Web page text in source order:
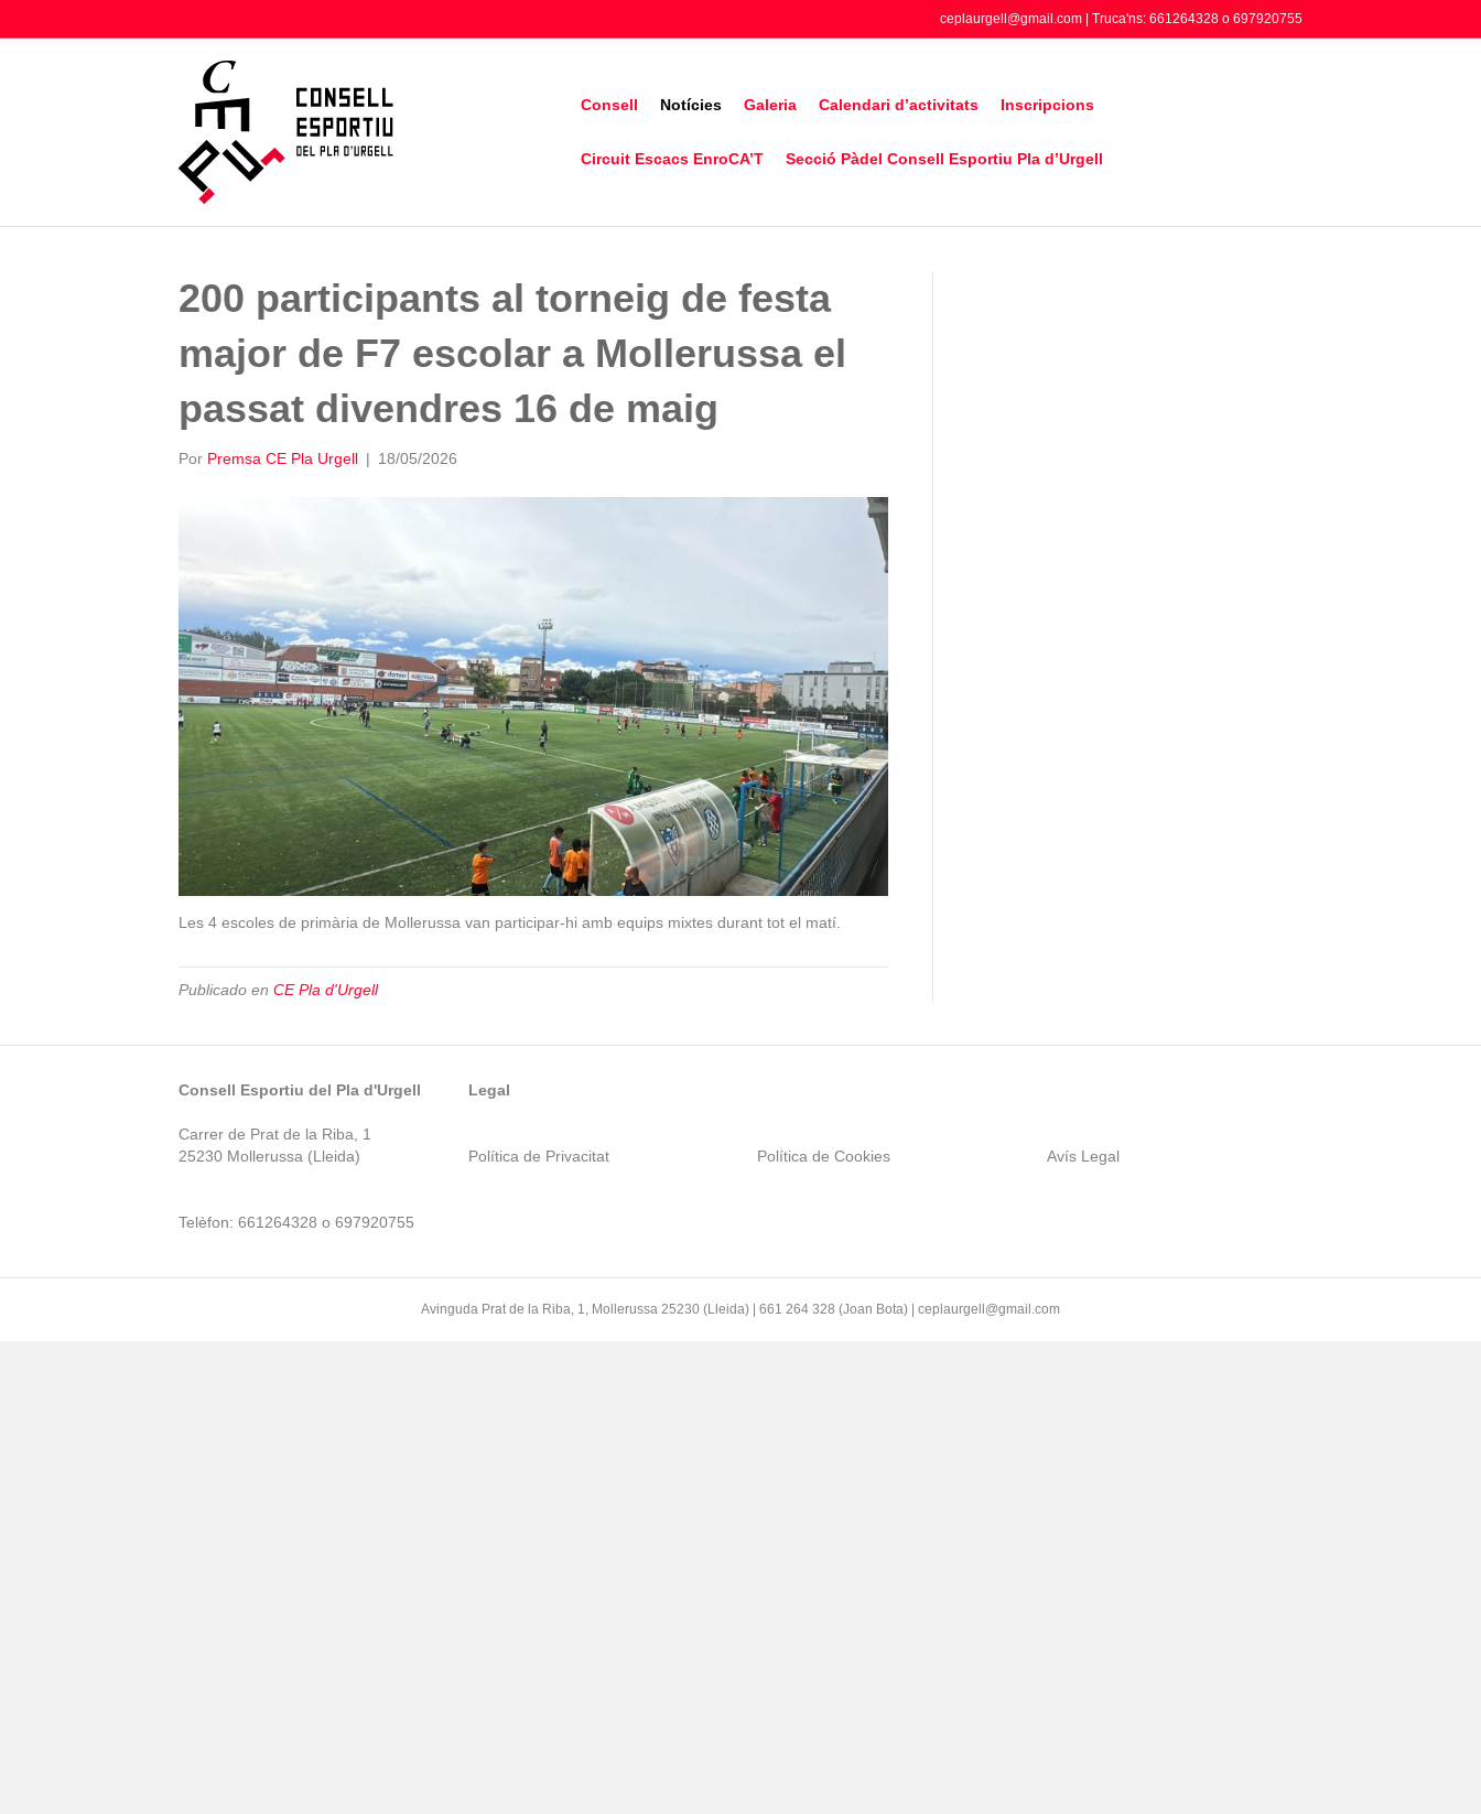
ceplaurgell@gmail.com | Truca'ns: 661264328 o 697920755
Consell Notícies Galeria Calendari d’activitats Inscripcions
Circuit Escacs EnroCA’T Secció Pàdel Consell Esportiu Pla d’Urgell
200 participants al torneig de festa
major de F7 escolar a Mollerussa el
passat divendres 16 de maig
Por Premsa CE Pla Urgell | 18/05/2026
Les 4 escoles de primària de Mollerussa van participar-hi amb equips mixtes durant tot el matí.
Publicado en CE Pla d'Urgell
Consell Esportiu del Pla d'Urgell
Carrer de Prat de la Riba, 1
25230 Mollerussa (Lleida)
Telèfon: 661264328 o 697920755
Legal
Política de Privacitat Política de Cookies Avís Legal
Avinguda Prat de la Riba, 1, Mollerussa 25230 (Lleida) | 661 264 328 (Joan Bota) | ceplaurgell@gmail.com